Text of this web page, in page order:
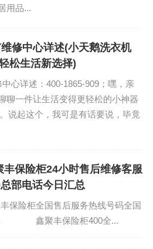
用品...
修中心详述(小天鹅洗衣机
松生活新选择)
心详述：400-1865-909；嘿，亲
聊一件让生活变得更轻松的小神器
起这个，我可是有话要说，毕竟
丰保险柜24小时售后维修客服
部电话今日汇总
保险柜全国售后服务热线号码全国
鑫聚丰保险柜400全...